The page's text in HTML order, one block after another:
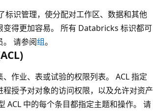
标识管理，使分配对工作区、数据和其他
变得更加容易。 所有 Databricks 标识都可
。 请参阅组。
作业、表或试验的权限列表。 ACL 指定
程授予对对象的访问权限，以及允许对资产
ACL 中的每个条目都指定主题和操作。 请